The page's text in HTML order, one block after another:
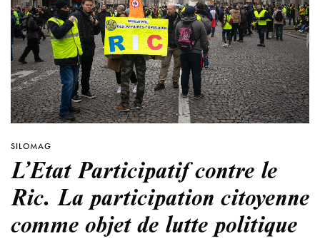
SILOMAG
L’Etat Participatif contre le
Ric. La participation citoyenne
comme objet de lutte politique